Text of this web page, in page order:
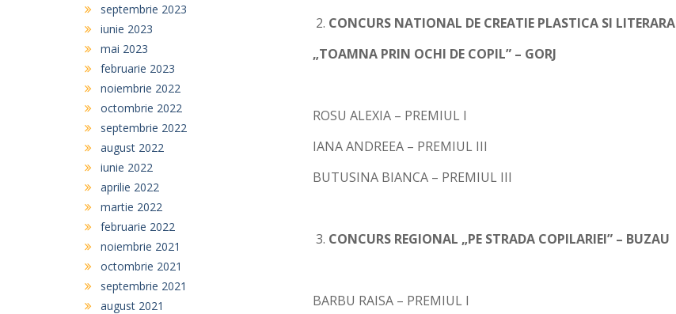
CONCURS NATIONAL DE CREATIE PLASTICA SI LITERARA
„TOAMNA PRIN OCHI DE COPIL” – GORJ
ROSU ALEXIA – PREMIUL I
IANA ANDREEA – PREMIUL III
BUTUSINA BIANCA – PREMIUL III
CONCURS REGIONAL „PE STRADA COPILARIEI” – BUZAU
BARBU RAISA – PREMIUL I
septembrie 2023
iunie 2023
mai 2023
februarie 2023
noiembrie 2022
octombrie 2022
septembrie 2022
august 2022
iunie 2022
aprilie 2022
martie 2022
februarie 2022
noiembrie 2021
octombrie 2021
septembrie 2021
august 2021